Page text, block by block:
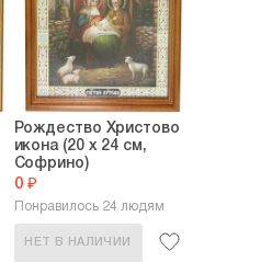
Рождество Христово
икона (20 х 24 см,
Софрино)
0 ₽
Понравилось 24 людям
НЕТ В НАЛИЧИИ